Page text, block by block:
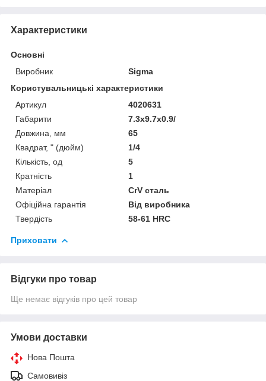
Характеристики
Основні
Виробник
Sigma
Користувальницькі характеристики
Артикул
4020631
Габарити
7.3x9.7x0.9/
Довжина, мм
65
Квадрат, " (дюйм)
1/4
Кількість, од
5
Кратність
1
Матеріал
CrV сталь
Офіційна гарантія
Від виробника
Твердість
58-61 HRC
Приховати
Відгуки про товар
Ще немає відгуків про цей товар
Умови доставки
Нова Пошта
Самовивіз